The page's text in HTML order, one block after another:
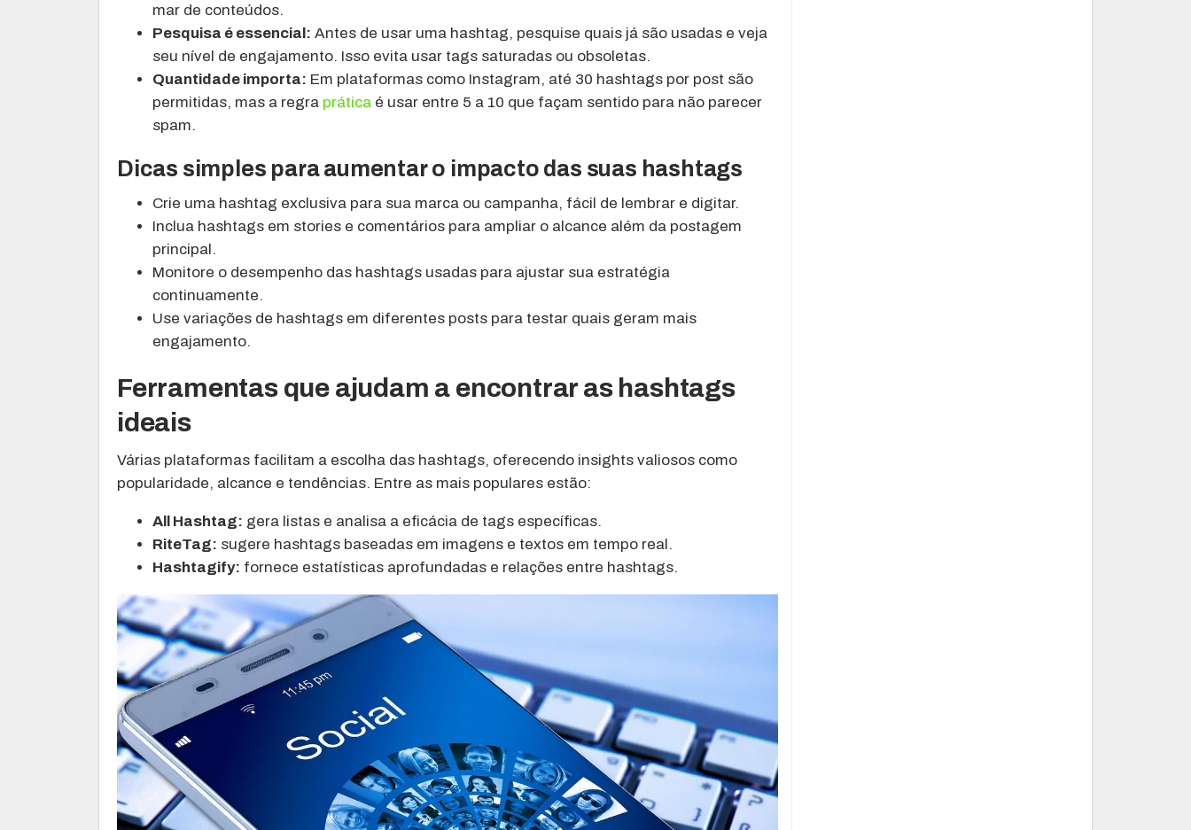
mar de conteúdos.
Pesquisa é essencial: Antes de usar uma hashtag, pesquise quais já são usadas e veja
seu nível de engajamento. Isso evita usar tags saturadas ou obsoletas.
Quantidade importa: Em plataformas como Instagram, até 30 hashtags por post são
permitidas, mas a regra prática é usar entre 5 a 10 que façam sentido para não parecer
spam.
Dicas simples para aumentar o impacto das suas hashtags
Crie uma hashtag exclusiva para sua marca ou campanha, fácil de lembrar e digitar.
Inclua hashtags em stories e comentários para ampliar o alcance além da postagem
principal.
Monitore o desempenho das hashtags usadas para ajustar sua estratégia
continuamente.
Use variações de hashtags em diferentes posts para testar quais geram mais
engajamento.
Ferramentas que ajudam a encontrar as hashtags
ideais
Várias plataformas facilitam a escolha das hashtags, oferecendo insights valiosos como
popularidade, alcance e tendências. Entre as mais populares estão:
All Hashtag: gera listas e analisa a eficácia de tags específicas.
RiteTag: sugere hashtags baseadas em imagens e textos em tempo real.
Hashtagify: fornece estatísticas aprofundadas e relações entre hashtags.